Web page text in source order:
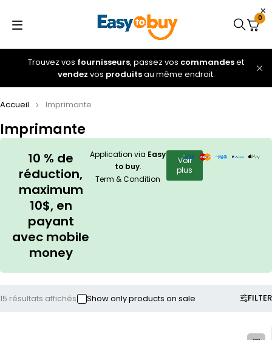
Trouvez vos fournisseurs, passez vos commandeset
vendez vos produitsau même endroit.
0
Imprimante
Accueil Imprimante
10 % de
réduction,
maximum
10$, en
payant
avec mobile
money
Voir
plus
Application via Easy
to buy.
Term & Condition
FILTER
15 résultats affichés Show only products on sale